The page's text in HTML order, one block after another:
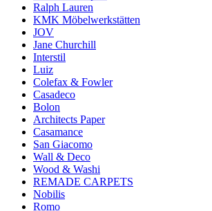
Ralph Lauren
KMK Möbelwerkstätten
JOV
Jane Churchill
Interstil
Luiz
Colefax & Fowler
Casadeco
Bolon
Architects Paper
Casamance
San Giacomo
Wall & Deco
Wood & Washi
REMADE CARPETS
Nobilis
Romo